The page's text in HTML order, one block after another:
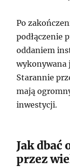
Po
podłączenie
oddaniem
wykonywana
Starannie
mają
inwestycji.
Jak dbać
przez